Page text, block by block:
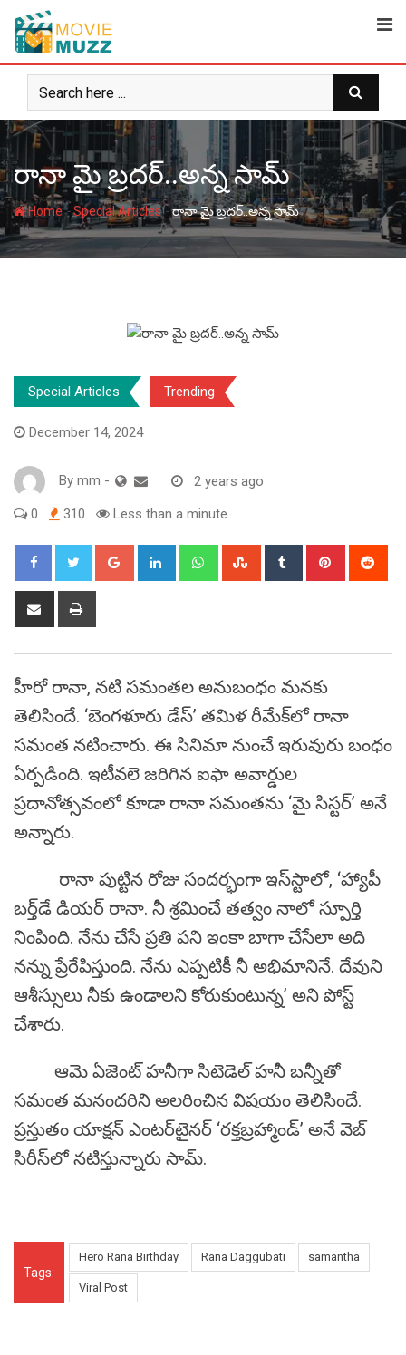
content
రానా మై బ్రదర్..అన్న సామ్
Home-Special Articles-రానా మై బ్రదర్..అన్న సామ్
Special Articles Trending
December 14, 2024
By mm - 2 years ago
0 310 Less than a minute
Google+ LinkedIn WhatsappStumbleUpon
Tumblr Pinterest
Share
హీరో రానా, నటి సమంతల అనుబంధం మనకు
తెలిసిందే. ‘బెంగళూరు డేస్’ తమిళ రీమేక్‌లో రానా
సమంత నటించారు. ఈ సినిమా నుంచే ఇరువురు బంధం
ఏర్పడింది. ఇటీవలె జరిగిన ఐఫా అవార్డుల
ప్రదానోత్సవంలో కూడా రానా సమంతను ‘మై సిస్టర్’ అనే
అన్నారు.
రానా పుట్టిన రోజు సందర్భంగా ఇస్‌స్టాలో, ‘హ్యాపీ
బర్త్‌డే డియర్ రానా. నీ శ్రమించే తత్వం నాలో స్పూర్తి
నింపింది. నేను చేసే ప్రతి పని ఇంకా బాగా చేసేలా అది
నన్ను ప్రేరేపిస్తుంది. నేను ఎప్పటికీ నీ అభిమానినే. దేవుని
ఆశీస్సులు నీకు ఉండాలని కోరుకుంటున్న’ అని పోస్ట్
చేశారు.
ఆమె ఏజెంట్ హనీగా సిటెడెల్ హనీ బన్నీతో
సమంత మనందరిని అలరించిన విషయం తెలిసిందే.
ప్రస్తుతం యాక్షన్ ఎంటర్‌టైనర్ ‘రక్తబ్రహ్మాండ్’ అనే వెబ్
సిరీస్‌లో నటిస్తున్నారు సామ్.
Tags:
Hero Rana Birthday Rana Daggubati samantha
Viral Post